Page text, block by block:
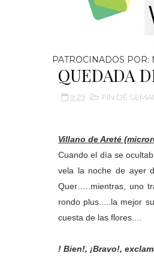
PATROCINADOS
QUEDADA
9:29 FIN DE
Villano de Areté
Cuando el día se
vela la noche de ayer
Quer…..mientras, uno
rondo plus.....la mejor
cuesta de las flores....
! Bien!, ¡Bravo!,